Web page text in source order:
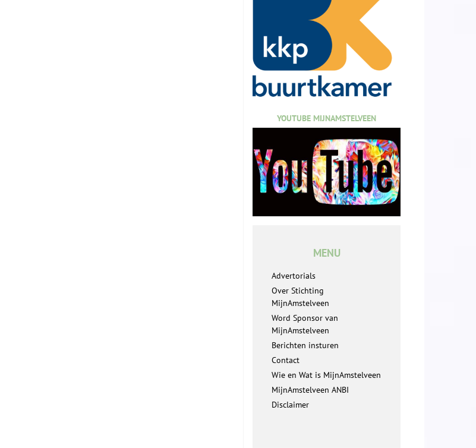
YOUTUBE MIJNAMSTELVEEN
MENU
Advertorials
Over Stichting
MijnAmstelveen
Word Sponsor van
MijnAmstelveen
Berichten insturen
Contact
Wie en Wat is MijnAmstelveen
MijnAmstelveen ANBI
Disclaimer